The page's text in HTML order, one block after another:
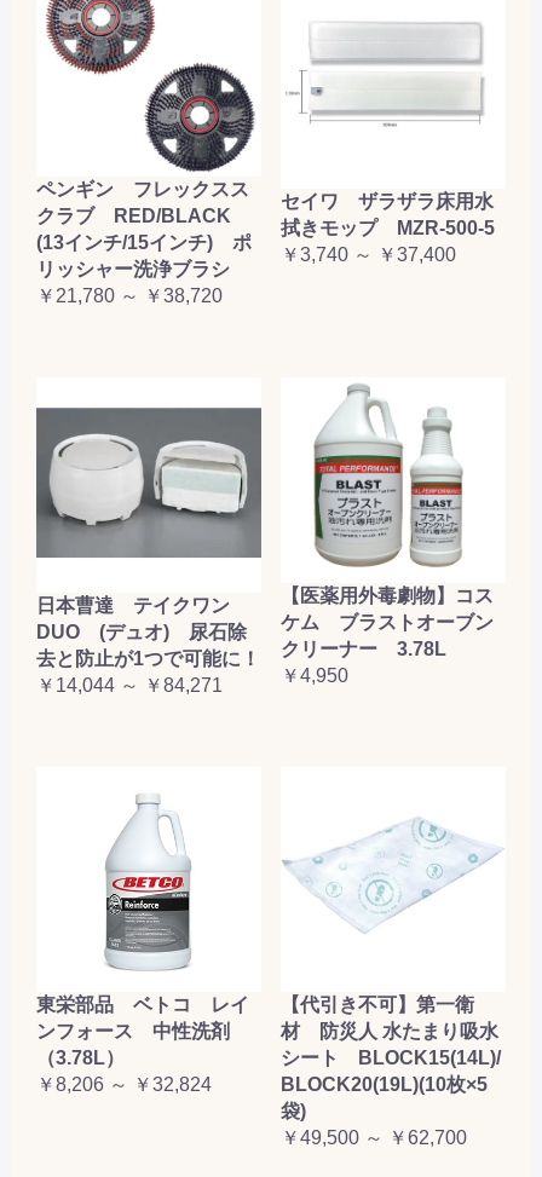
ペンギン フレックスス
クラブ RED/BLACK
(13インチ/15インチ) ポ
リッシャー洗浄ブラシ
￥21,780 ～ ￥38,720
セイワ ザラザラ床用水
拭きモップ MZR-500-5
￥3,740 ～ ￥37,400
日本曹達 テイクワン
DUO (デュオ) 尿石除
去と防止が1つで可能に！
￥14,044 ～ ￥84,271
【医薬用外毒劇物】コス
ケム ブラストオーブン
クリーナー 3.78L
￥4,950
東栄部品 ベトコ レイ
ンフォース 中性洗剤
（3.78L）
￥8,206 ～ ￥32,824
【代引き不可】第一衛
材 防災人 水たまり吸水
シート BLOCK15(14L)/
BLOCK20(19L)(10枚×5
袋)
￥49,500 ～ ￥62,700